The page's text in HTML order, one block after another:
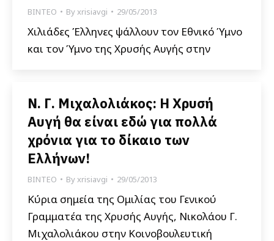
ΒΙΝΤΕΟ Byxrisiavgi 29/05/2013
Χιλιάδες Έλληνες ψάλλουν τον Εθνικό Ύμνο
και τον Ύμνο της Χρυσής Αυγής στην
Ν. Γ. Μιχαλολιάκος: Η Χρυσή
Αυγή θα είναι εδώ για πολλά
χρόνια για το δίκαιο των
Ελλήνων!
ΒΙΝΤΕΟ Byxrisiavgi 29/05/2013
Κύρια σημεία της Ομιλίας του Γενικού
Γραμματέα της Χρυσής Αυγής, Νικολάου Γ.
Μιχαλολιάκου στην Κοινοβουλευτική